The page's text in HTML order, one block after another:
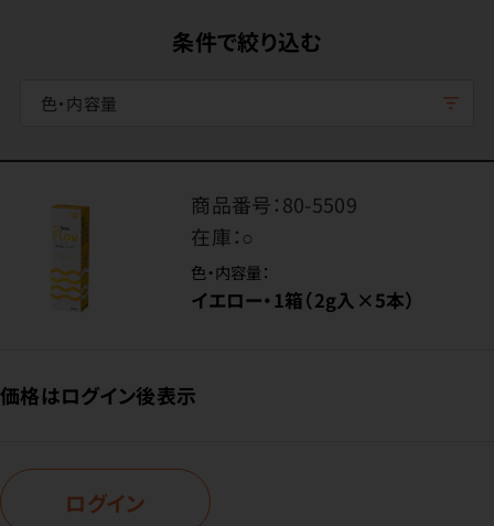
条件で絞り込む
色・内容量
商品番号：80-5509
在庫：○
色・内容量：
イエロー・1箱（2g入×5本）
価格はログイン後表示
ログイン